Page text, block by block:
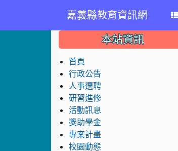
嘉義縣教育資訊網
::: 本站資訊
首頁
行政公告
人事選聘
研習進修
活動訊息
獎助學金
專案計畫
校園動態